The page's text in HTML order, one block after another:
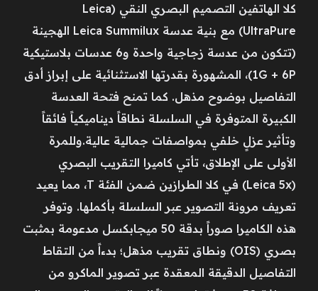
كلا الهاتفين التصميم البصري النقي (Leica
UltraPure) مع بنية عدسة Leica Summilux الهجينة
(تتكون من عدسة زجاجية واحدة و6 عدسات بلاستيكية
1G + 6P)، المشهورة بقدرتها الاستثنائية على إبراز أدق
التفاصيل بوضوح مذهل. كما تمنح فتحة العدسة
الكبيرة المتوفرة في السلسلة نطاقاً ديناميكياً فائقاً
وتأثير عزلٍ خلفي بمواصفات جمالية عالية.وللمرة
الأولى على الإطلاق، تأتي كاميرا التقريب البصري
(Leica 5x) في كلا الطرازين ضمن الفئة T، مما يعيد
تعريف مرونة التصوير عبر السلسلة بأكملها. وتوفر
هذه الكاميرا صوراً بدقة 50 ميجابكسل مدعومة بمثبت
بصري (OIS) ونطاق تقريب مذهل؛ بدءاً من التقاط
التفاصيل الدقيقة المعقدة عبر تصوير الماكرو من